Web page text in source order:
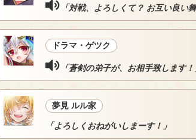
「対戦、よろしくて？ お互い良い
ドラマ・ゲツク
「蒼剣の弟子が、お相手致します！
夢見 ルル家
「よろしくおねがいしまーす！」